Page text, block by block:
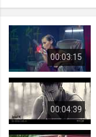
00:03:15
00:04:39